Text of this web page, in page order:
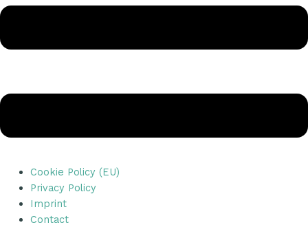
Cookie Policy (EU)
Privacy Policy
Imprint
Contact